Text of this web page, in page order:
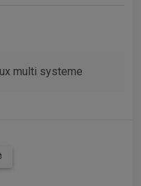
multi systeme